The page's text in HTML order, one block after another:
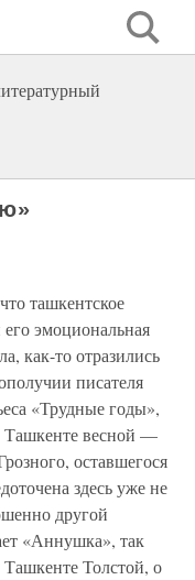
ташкентское
эмоциональная
как-то отразились
писателя
«Трудные годы»,
Ташкенте весной —
оставшегося
здесь уже не
другой
«Аннушка», так
Толстой, о